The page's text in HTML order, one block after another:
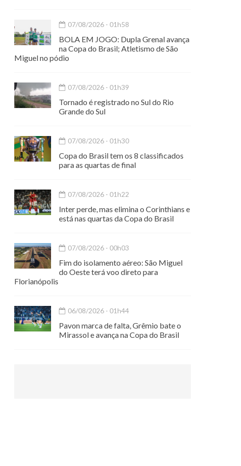
07/08/2026 - 01h58
BOLA EM JOGO: Dupla Grenal avança
na Copa do Brasil; Atletismo de São
Miguel no pódio
07/08/2026 - 01h39
Tornado é registrado no Sul do Rio
Grande do Sul
07/08/2026 - 01h30
Copa do Brasil tem os 8 classificados
para as quartas de final
07/08/2026 - 01h22
Inter perde, mas elimina o Corinthians e
está nas quartas da Copa do Brasil
07/08/2026 - 00h03
Fim do isolamento aéreo: São Miguel
do Oeste terá voo direto para
Florianópolis
06/08/2026 - 01h44
Pavon marca de falta, Grêmio bate o
Mirassol e avança na Copa do Brasil